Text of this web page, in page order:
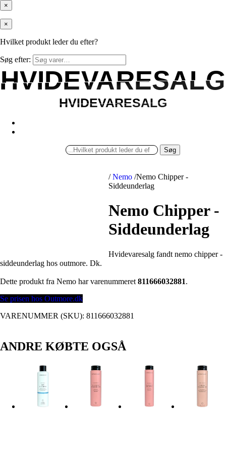
×
×
Hvilket produkt leder du efter?
Søg efter:
HVIDEVARESALG
HVIDEVARESALG
HVIDEVARESALG
HVIDEVARESALG
Søg
/ Nemo /Nemo Chipper -
Siddeunderlag
Nemo Chipper -
Siddeunderlag
Hvidevaresalg fandt nemo chipper -
siddeunderlag hos outmore. Dk.
Dette produkt fra Nemo har varenummeret 811666032881.
Se prisen hos Outmore.dk
VARENUMMER (SKU): 811666032881
ANDRE KØBTE OGSÅ